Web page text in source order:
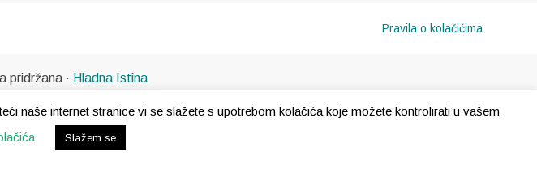
Pravila o kolačićima
naše internet stranice vi se slažete s upotrebom kolačića koje možete kontrolirati u vašem
Slažem se
pridržana · Hladna Istina